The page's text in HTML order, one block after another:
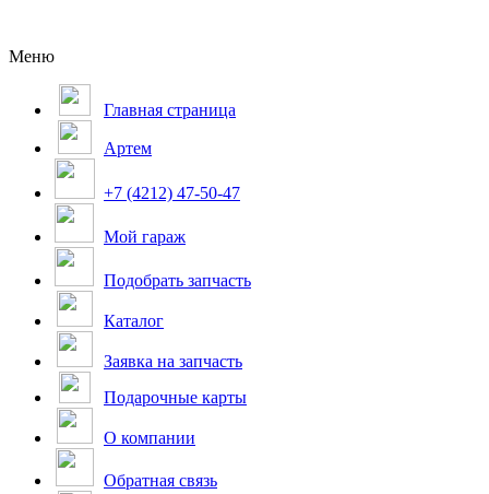
Меню
Главная страница
Артем
+7 (4212) 47-50-47
Мой гараж
Подобрать запчасть
Каталог
Заявка на запчасть
Подарочные карты
О компании
Обратная связь